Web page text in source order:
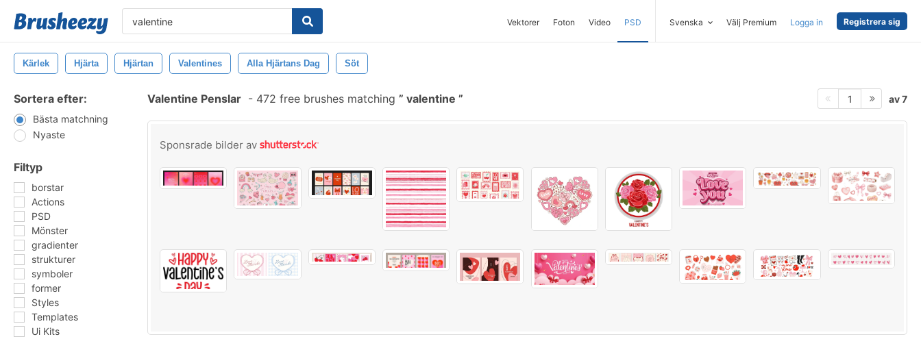
Vektorer Foton Video PSD Svenska Välj Premium Logga in Registrera sig
Kärlek Hjärta Hjärtan Valentines Alla Hjärtans Dag Söt
Sortera efter:
Bästa matchning
Nyaste
Filtyp
borstar
Actions
PSD
Mönster
gradienter
strukturer
symboler
former
Styles
Templates
Ui Kits
Valentine Penslar - 472 free brushes matching valentine 1 av 7
Sponsrade bilder av